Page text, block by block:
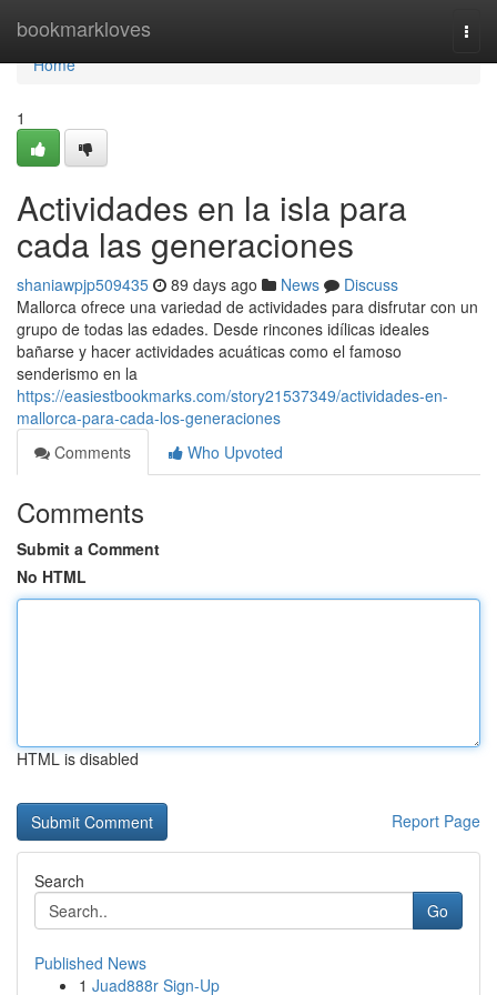
bookmarkloves
Home
Home
1
Actividades en la isla para
cada las generaciones
shaniawpjp509435 89 days ago News
Discuss
Mallorca ofrece una variedad de actividades para disfrutar con un
grupo de todas las edades. Desde rincones idílicas ideales
bañarse y hacer actividades acuáticas como el famoso
senderismo en la
https://easiestbookmarks.com/story21537349/actividades-en-
mallorca-para-cada-los-generaciones
Comments
Who Upvoted
Comments
Submit a Comment
No HTML
HTML is disabled
Report Page
Search
Go
Published News
1 Juad888r Sign-Up